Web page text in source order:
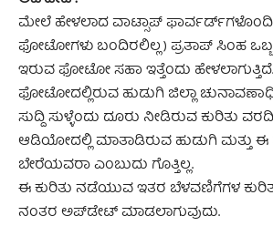
ಮೇಲೆ ಹೇಳಲಾದ ವಾಟ್ಸಾಪ್
ಫೋಟೋಗಳು ಬಂದಿರಲಿಲ್ಲ) ಪ್ರತಾಪ್ ಸಿಂಹ
ಇರುವ ಫೋಟೋ ಸಹಾ ಇತ್ತೆಂದು
ಫೋಟೋದಲ್ಲಿರುವ ಹುಡುಗಿ ಜಿಲ್ಲಾ
ಸುದ್ದಿ ಸುಳ್ಳೆಂದು ದೂರು ನೀಡಿರುವ ಕುರಿತು
ಆಡಿಯೋದಲ್ಲಿ ಮಾತಾಡಿರುವ ಹುಡುಗಿ ಮತ್ತು ಈ
ಬೇರೆಯವರಾ ಎಂಬುದು ಗೊತ್ತಿಲ್ಲ.
ಈ ಕುರಿತು ನಡೆಯುವ ಇತರ ಬೆಳವಣಿಗೆಗಳ
ನಂತರ ಅಪ್‍ಡೇಟ್ ಮಾಡಲಾಗುವುದು.